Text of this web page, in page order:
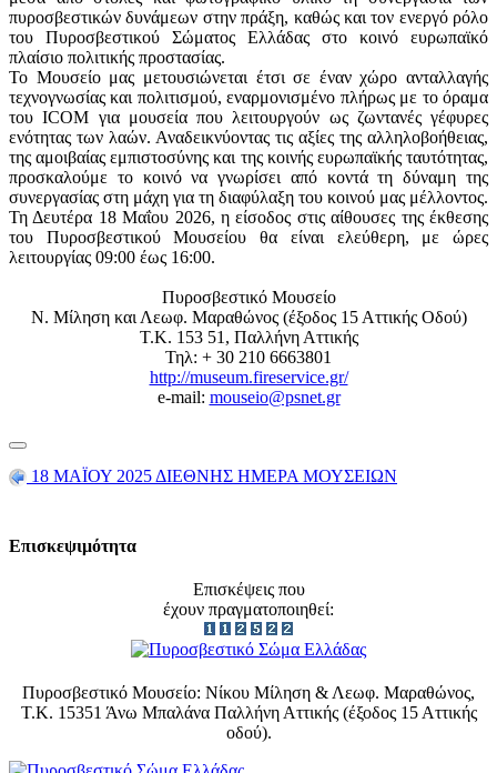
πυροσβεστικών δυνάμεων στην πράξη, καθώς και τον ενεργό ρόλο
του Πυροσβεστικού Σώματος Ελλάδας στο κοινό ευρωπαϊκό
πλαίσιο πολιτικής προστασίας.
Το Μουσείο μας μετουσιώνεται έτσι σε έναν χώρο ανταλλαγής
τεχνογνωσίας και πολιτισμού, εναρμονισμένο πλήρως με το όραμα
του ICOM για μουσεία που λειτουργούν ως ζωντανές γέφυρες
ενότητας των λαών. Αναδεικνύοντας τις αξίες της αλληλοβοήθειας,
της αμοιβαίας εμπιστοσύνης και της κοινής ευρωπαϊκής ταυτότητας,
προσκαλούμε το κοινό να γνωρίσει από κοντά τη δύναμη της
συνεργασίας στη μάχη για τη διαφύλαξη του κοινού μας μέλλοντος.
Τη Δευτέρα 18 Μαΐου 2026, η είσοδος στις αίθουσες της έκθεσης
του Πυροσβεστικού Μουσείου θα είναι ελεύθερη, με ώρες
λειτουργίας 09:00 έως 16:00.
Πυροσβεστικό Μουσείο
Ν. Μίληση και Λεωφ. Μαραθώνος (έξοδος 15 Αττικής Οδού)
Τ.Κ. 153 51, Παλλήνη Αττικής
Τηλ: + 30 210 6663801
http://museum.fireservice.gr/
e-mail: mouseio@psnet.gr
18 ΜΑΪΟΥ 2025 ΔΙΕΘΝΗΣ ΗΜΕΡΑ ΜΟΥΣΕΙΩΝ
Επισκεψιμότητα
Επισκέψεις που
έχουν πραγματοποιηθεί:
Πυροσβεστικό Μουσείο: Νίκου Μίληση & Λεωφ. Μαραθώνος,
Τ.Κ. 15351 Άνω Μπαλάνα Παλλήνη Αττικής (έξοδος 15 Αττικής
οδού).